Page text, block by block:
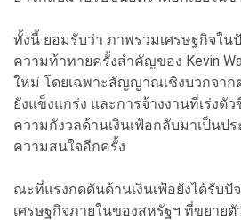
ทั้งนี้ ยอมรับว่า ภาพรวมเศรษฐกิจใน
ความท้าทายครั้งสำคัญของ Kevin
ใหม่ โดยเฉพาะสัญญาณเชิงบวกจาก
ยังแข็งแกร่ง และการจ้างงานที่เร่งตั
ความกังวลด้านเงินเฟ้อกลับมาเป็นป
ความสนใจอีกครั้ง
ณะที่แรงกดดันด้านเงินเฟ้อยังได้รับปั
เศรษฐกิจภายในของสหรัฐฯ ที่ขยาย